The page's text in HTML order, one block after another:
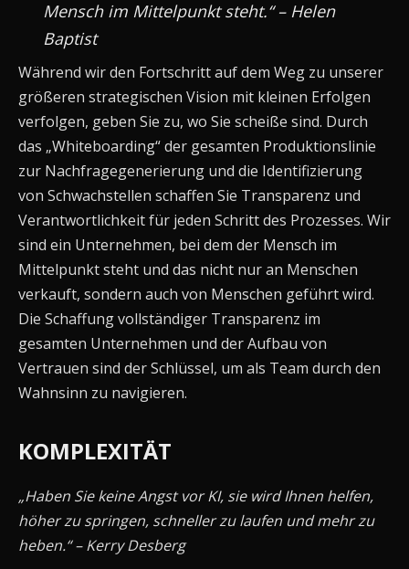
Mensch im Mittelpunkt steht.“ – Helen
Baptist
Während wir den Fortschritt auf dem Weg zu unserer
größeren strategischen Vision mit kleinen Erfolgen
verfolgen, geben Sie zu, wo Sie scheiße sind. Durch
das „Whiteboarding“ der gesamten Produktionslinie
zur Nachfragegenerierung und die Identifizierung
von Schwachstellen schaffen Sie Transparenz und
Verantwortlichkeit für jeden Schritt des Prozesses. Wir
sind ein Unternehmen, bei dem der Mensch im
Mittelpunkt steht und das nicht nur an Menschen
verkauft, sondern auch von Menschen geführt wird.
Die Schaffung vollständiger Transparenz im
gesamten Unternehmen und der Aufbau von
Vertrauen sind der Schlüssel, um als Team durch den
Wahnsinn zu navigieren.
KOMPLEXITÄT
„Haben Sie keine Angst vor KI, sie wird Ihnen helfen,
höher zu springen, schneller zu laufen und mehr zu
heben.“ – Kerry Desberg